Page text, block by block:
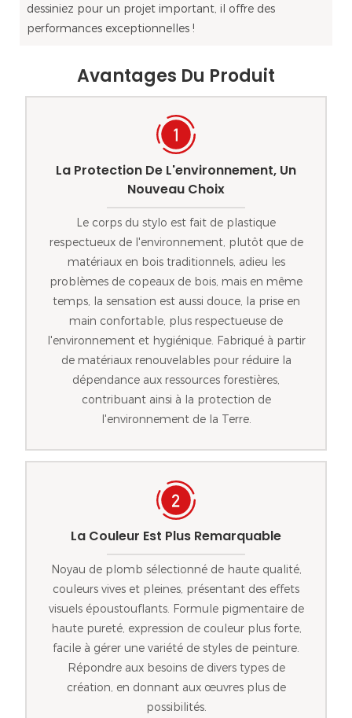
dessiniez pour un projet important, il offre des
performances exceptionnelles !
Avantages Du Produit
La Protection De L'environnement, Un
Nouveau Choix
Le corps du stylo est fait de plastique
respectueux de l'environnement, plutôt que de
matériaux en bois traditionnels, adieu les
problèmes de copeaux de bois, mais en même
temps, la sensation est aussi douce, la prise en
main confortable, plus respectueuse de
l'environnement et hygiénique. Fabriqué à partir
de matériaux renouvelables pour réduire la
dépendance aux ressources forestières,
contribuant ainsi à la protection de
l'environnement de la Terre.
La Couleur Est Plus Remarquable
Noyau de plomb sélectionné de haute qualité,
couleurs vives et pleines, présentant des effets
visuels époustouflants. Formule pigmentaire de
haute pureté, expression de couleur plus forte,
facile à gérer une variété de styles de peinture.
Répondre aux besoins de divers types de
création, en donnant aux œuvres plus de
possibilités.